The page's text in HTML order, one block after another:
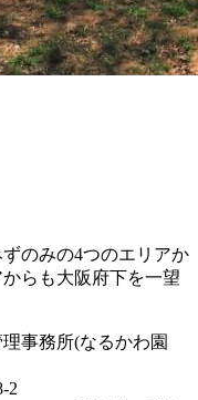
のみの4つのエリアか
らも大阪府下を一望
事務所(なるかわ園
2